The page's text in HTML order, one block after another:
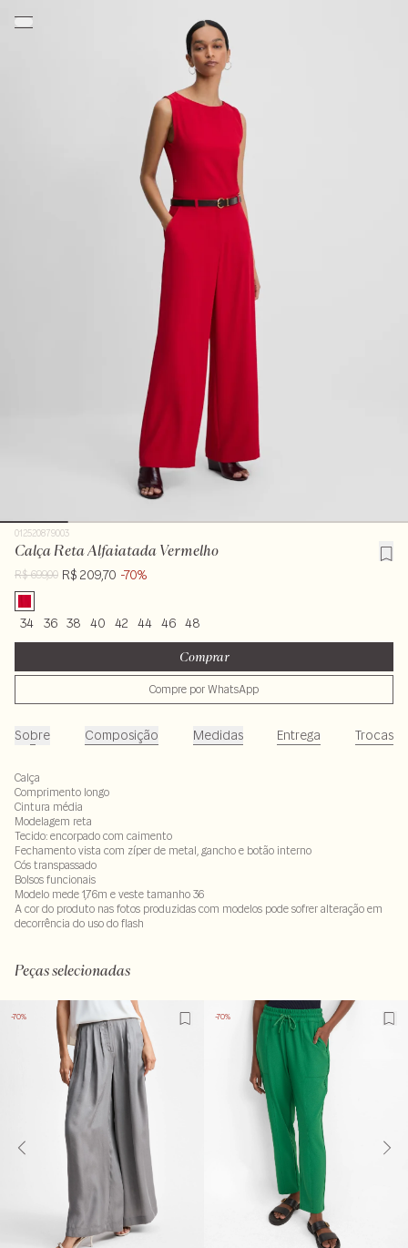
012520879003
Calça Reta Alfaiatada Vermelho
R$ 699,00 R$ 209,70 -70%
34 36 38 40 42 44 46 48
Comprar
Compre por WhatsApp
Sobre Composição Medidas Entrega Trocas
Calça
Comprimento longo
Cintura média
Modelagem reta
Tecido: encorpado com caimento
Fechamento vista com zíper de metal, gancho e botão interno
Cós transpassado
Bolsos funcionais
Modelo mede 1,76m e veste tamanho 36
A cor do produto nas fotos produzidas com modelos pode sofrer alteração em
decorrência do uso do flash
Peças selecionadas
-70% -70%